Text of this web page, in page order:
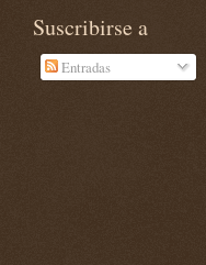
Suscribirse a
Entradas